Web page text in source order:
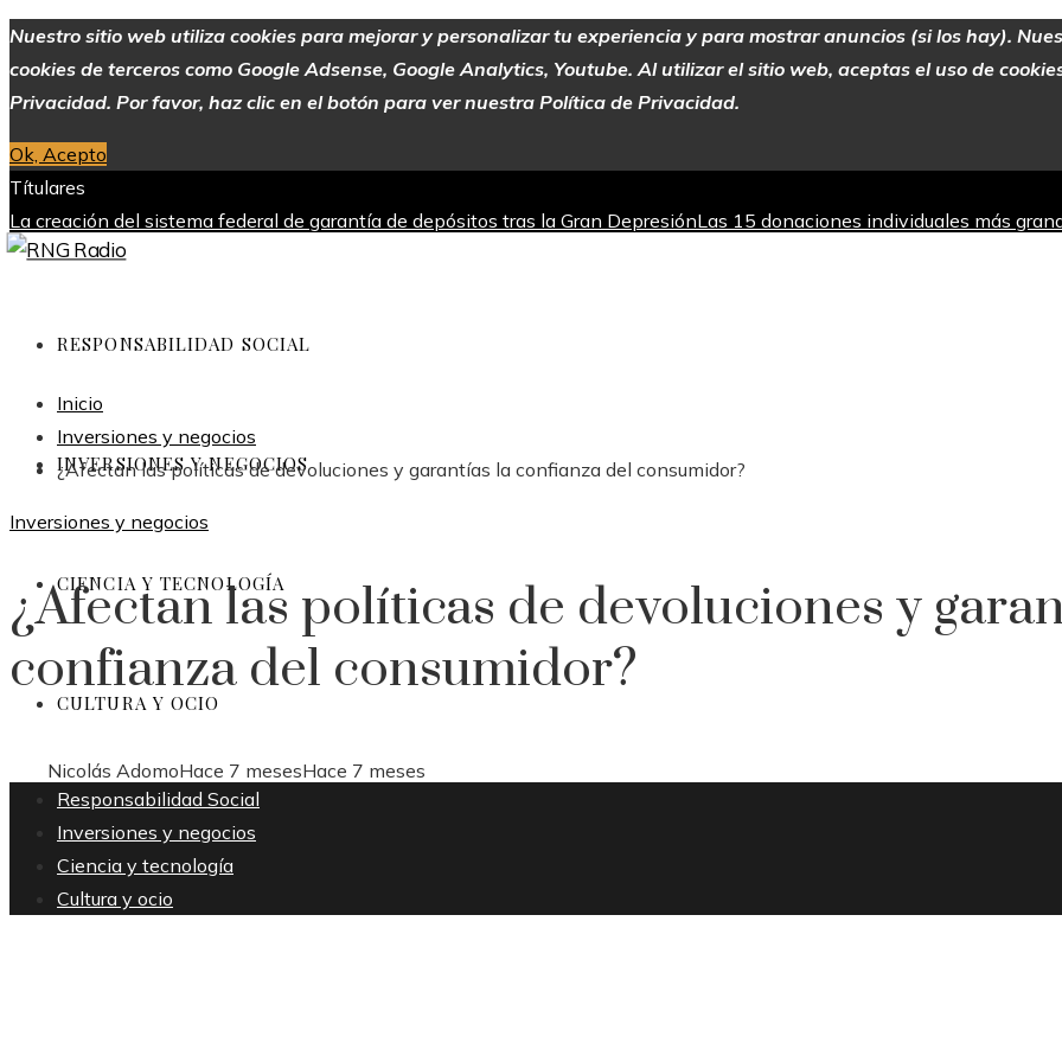
Nuestro sitio web utiliza cookies para mejorar y personalizar tu experiencia y para mostrar anuncios (si los hay).
cookies de terceros como Google Adsense, Google Analytics, Youtube. Al utilizar el sitio web, aceptas el uso de
Privacidad. Por favor, haz clic en el botón para ver nuestra Política de Privacidad.
Ok, Acepto
Títulares
La creación del sistema federal de garantía de depósitos tras la Gran DepresiónLas 15 donaciones individuales más
industriaAlimentos con alto contenido de vitamina C para mejorar la absorción de hierro
RESPONSABILIDAD SOCIAL
INVERSIONES Y NEGOCIOS
CIENCIA Y TECNOLOGÍA
CULTURA Y OCIO
Responsabilidad Social
Inversiones y negocios
Ciencia y tecnología
Cultura y ocio
Inicio
Inversiones y negocios
¿Afectan las políticas de devoluciones y garantías la confianza del consumidor?
Inversiones y negocios
¿Afectan las políticas de devoluciones y
confianza del consumidor?
Nicolás AdomoHace 7 mesesHace 7 meses